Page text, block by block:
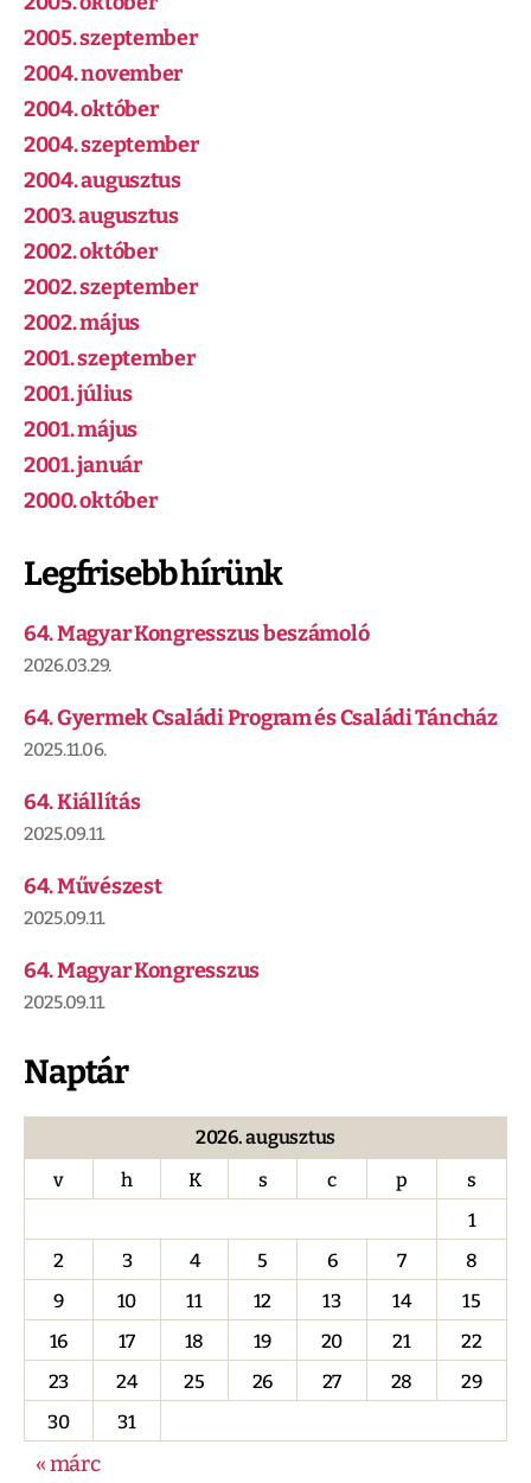
2005. szeptember
2004. november
2004. október
2004. szeptember
2004. augusztus
2003. augusztus
2002. október
2002. szeptember
2002. május
2001. szeptember
2001. július
2001. május
2001. január
2000. október
Legfrisebb hírünk
64. Magyar Kongresszus beszámoló
2026.03.29.
64. Gyermek Családi Program és Családi Táncház
2025.11.06.
64. Kiállítás
2025.09.11.
64. Művészest
2025.09.11.
64. Magyar Kongresszus
2025.09.11.
Naptár
2026. augusztus
v
h K s c p
s
1
2
3 4 5 6 7
8
9
10 11 12 13 14
15
16
17 18 19 20 21
22
23
24 25 26 27 28
29
30
31
« márc